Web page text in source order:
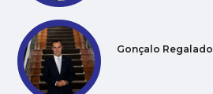
Gonçalo Regalado